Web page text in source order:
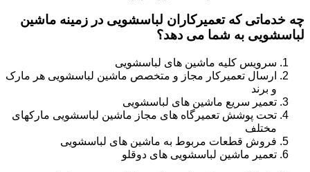
چه خدماتی که تعمیرکاران لباسشویی در زمینه ماشین
لباسشویی به شما می دهد؟
سرویس کلیه ماشین های لباسشویی
ارسال تعمیرکار مجاز و متخصص ماشین لباسشویی هر مارک
و برند
تعمیر سریع ماشین های لباسشویی
تحت پوشش تعمیرگاه های مجاز ماشین لباسشویی مارکهای
مختلف
فروش قطعات مربوط به ماشین های لباسشویی
تعمیر ماشین لباسشویی های دوقلو